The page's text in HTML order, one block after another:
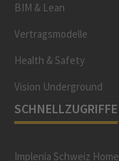
BIM & Lean
Vertragsmodelle
Health & Safety
Vision Underground
SCHNELLZUGRIFFE
Implenia Schweiz Home